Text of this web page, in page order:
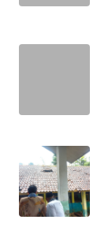
SAMOSIR
WN
SUMEDANG